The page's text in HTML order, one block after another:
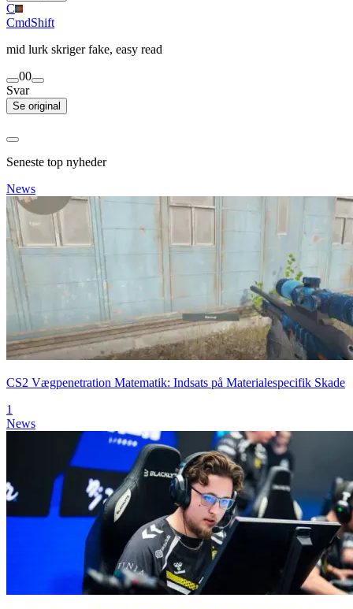
C
CmdShift
mid lurk skriger fake, easy read
00
Svar
Se original
Seneste top nyheder
News
CS2 Vægpenetration Matematik: Indsats på Materialespecifik Skade
1
News